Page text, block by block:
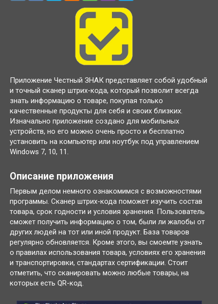
Приложение Честный ЗНАК представляет собой удобный
и точный сканер штрих-кода, который позволит всегда
знать информацию о товаре, покупая только
качественные продукты для себя и своих близких.
Изначально приложение создано для мобильных
устройств, но его можно очень просто и бесплатно
установить на компьютер или ноутбук под управлением
Windows 7, 10, 11.
Описание приложения
Первым делом немного ознакомимся с возможностями
программы. Сканер штрих-кода поможет изучить состав
товара, срок годности и условия хранения. Пользователь
сможет получить информацию о том, были ли жалобы от
других людей на тот или иной продукт. База товаров
регулярно обновляется. Кроме этого, вы смоемте узнать
о правилах использования товара, условиях его хранения
и транспортировки, стандартах сертификации. Стоит
отметить, что сканировать можно любые товары, на
которых есть QR-код.